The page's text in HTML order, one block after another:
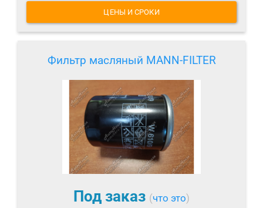
ЦЕНЫ И СРОКИ
Фильтр масляный MANN-FILTER
Под заказ (что это)